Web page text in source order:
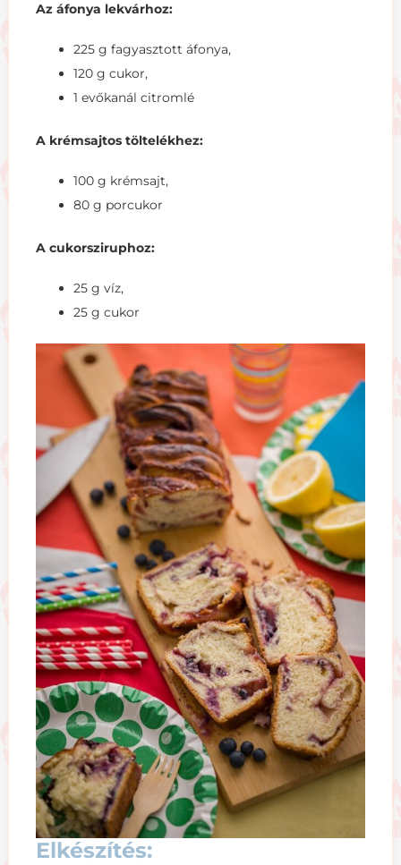
Az áfonya lekvárhoz:
225 g fagyasztott áfonya,
120 g cukor,
1 evőkanál citromlé
A krémsajtos töltelékhez:
100 g krémsajt,
80 g porcukor
A cukorsziruphoz:
25 g víz,
25 g cukor
Elkészítés: